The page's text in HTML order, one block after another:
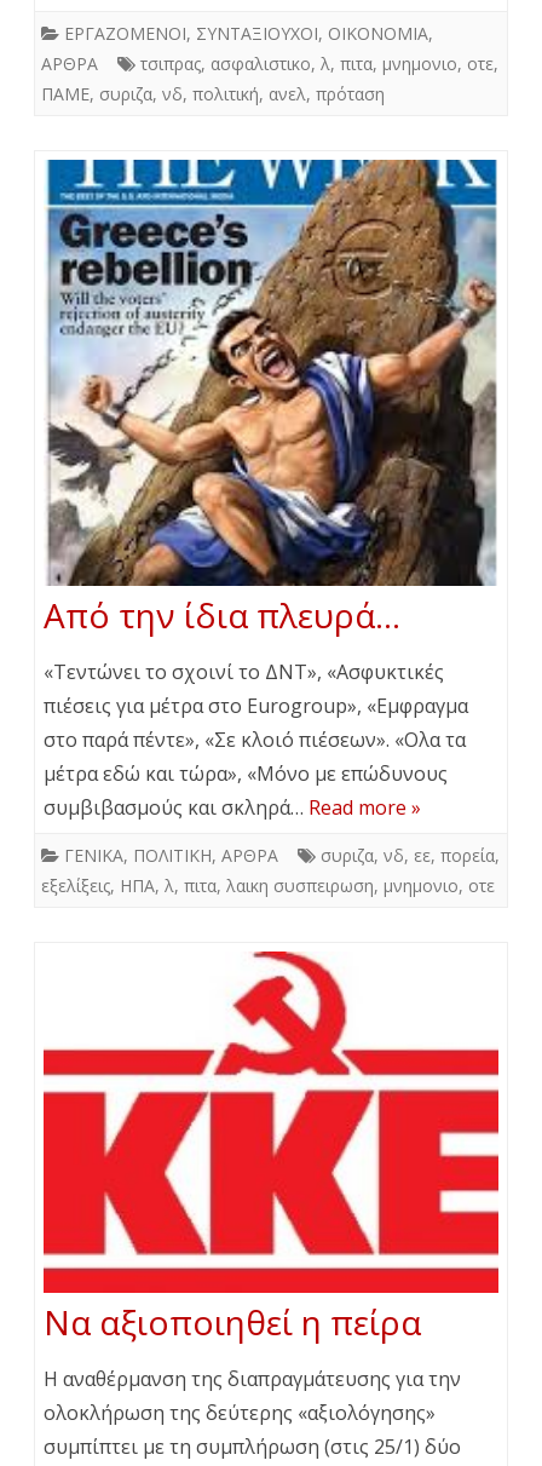
ΕΡΓΑΖΟΜΕΝΟΙ, ΣΥΝΤΑΞΙΟΥΧΟΙ, ΟΙΚΟΝΟΜΙΑ,
ΑΡΘΡΑ
τσιπρας, ασφαλιστικο, λ, πιτα, μνημονιο, οτε,
ΠΑΜΕ, συριζα, νδ, πολιτική, ανελ, πρόταση
Από την ίδια πλευρά…
«Τεντώνει το σχοινί το ΔΝΤ», «Ασφυκτικές
πιέσεις για μέτρα στο Eurogroup», «Εμφραγμα
στο παρά πέντε», «Σε κλοιό πιέσεων». «Ολα τα
μέτρα εδώ και τώρα», «Μόνο με επώδυνους
συμβιβασμούς και σκληρά… Read more »
ΓΕΝΙΚΑ, ΠΟΛΙΤΙΚΗ, ΑΡΘΡΑ συριζα, νδ, εε, πορεία,
εξελίξεις, ΗΠΑ, λ, πιτα, λαικη συσπειρωση, μνημονιο, οτε
Να αξιοποιηθεί η πείρα
Η αναθέρμανση της διαπραγμάτευσης για την
ολοκλήρωση της δεύτερης «αξιολόγησης»
συμπίπτει με τη συμπλήρωση (στις 25/1) δύο